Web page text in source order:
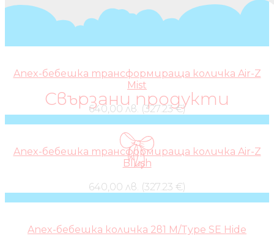
Свързани продукти
Anex-бебешка трансформираща количка Air-Z
Mist
640,00 лв. (327.23 €)
Anex-бебешка трансформираща количка Air-Z
Blush
640,00 лв. (327.23 €)
Anex-бебешка количка 2в1 M/Type SE Hide